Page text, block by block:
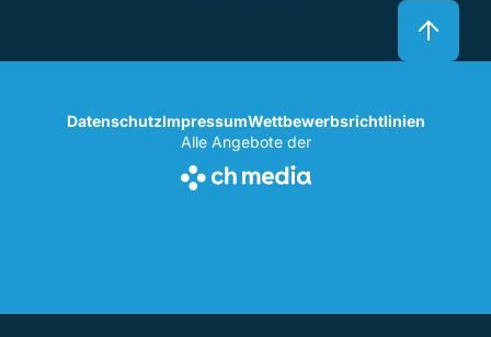
DatenschutzImpressumWettbewerbsrichtlinien
Alle Angebote der